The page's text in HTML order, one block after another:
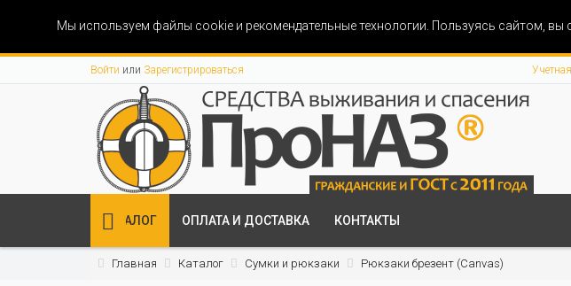
Мы используем файлы cookie и рекомендательные технологии. Пользуясь сайтом, вы
Войти или Зарегистрироваться
КАТАЛОГ ОПЛАТА И ДОСТАВКА КОНТАКТЫ
Главная Каталог Сумки и рюкзаки Рюкзаки брезент (Canvas)